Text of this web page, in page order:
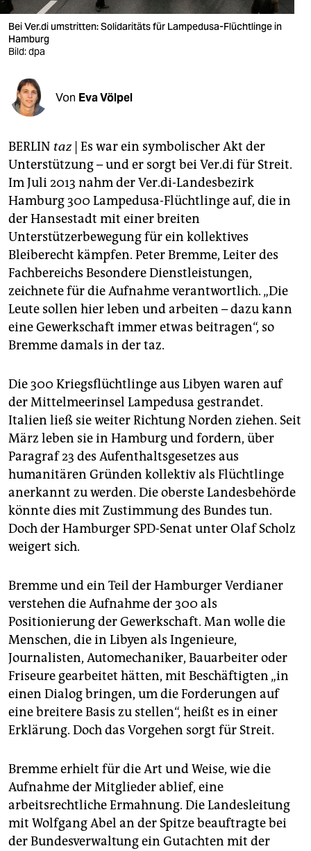
verlag
veranstaltungen
shop
fragen & hilfe
abo
genossenschaft
epaper login
Bei Ver.di umstritten: Solidaritäts für Lampedusa-Flüchtlinge in
Hamburg
Bild: dpa
Von Eva Völpel
BERLIN taz Es war ein symbolischer Akt der
Unterstützung – und er sorgt bei Ver.di für Streit.
Im Juli 2013 nahm der Ver.di-Landesbezirk
Hamburg 300 Lampedusa-Flüchtlinge auf, die in
der Hansestadt mit einer breiten
Unterstützerbewegung für ein kollektives
Bleiberecht kämpfen. Peter Bremme, Leiter des
Fachbereichs Besondere Dienstleistungen,
zeichnete für die Aufnahme verantwortlich. „Die
Leute sollen hier leben und arbeiten – dazu kann
eine Gewerkschaft immer etwas beitragen“, so
Bremme damals in der taz.
Die 300 Kriegsflüchtlinge aus Libyen waren auf
der Mittelmeerinsel Lampedusa gestrandet.
Italien ließ sie weiter Richtung Norden ziehen. Seit
März leben sie in Hamburg und fordern, über
Paragraf 23 des Aufenthaltsgesetzes aus
humanitären Gründen kollektiv als Flüchtlinge
anerkannt zu werden. Die oberste Landesbehörde
könnte dies mit Zustimmung des Bundes tun.
Doch der Hamburger SPD-Senat unter Olaf Scholz
weigert sich.
Bremme und ein Teil der Hamburger Verdianer
verstehen die Aufnahme der 300 als
Positionierung der Gewerkschaft. Man wolle die
Menschen, die in Libyen als Ingenieure,
Journalisten, Automechaniker, Bauarbeiter oder
Friseure gearbeitet hätten, mit Beschäftigten „in
einen Dialog bringen, um die Forderungen auf
eine breitere Basis zu stellen“, heißt es in einer
Erklärung. Doch das Vorgehen sorgt für Streit.
Bremme erhielt für die Art und Weise, wie die
Aufnahme der Mitglieder ablief, eine
arbeitsrechtliche Ermahnung. Die Landesleitung
mit Wolfgang Abel an der Spitze beauftragte bei
der Bundesverwaltung ein Gutachten mit der